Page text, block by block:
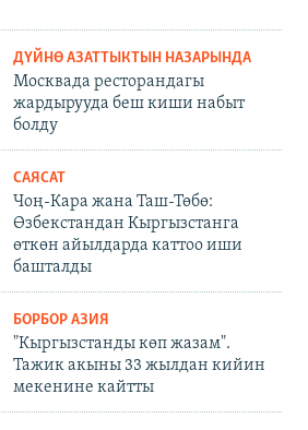
ДҮЙНӨ АЗАТТЫКТЫН НАЗАРЫНДА
Москвада ресторандагы
жардырууда беш киши набыт
болду
САЯСАТ
Чоң-Кара жана Таш-Төбө:
Өзбекстандан Кыргызстанга
өткөн айылдарда каттоо иши
башталды
БОРБОР АЗИЯ
"Кыргызстанды көп жазам".
Тажик акыны 33 жылдан кийин
мекенине кайтты